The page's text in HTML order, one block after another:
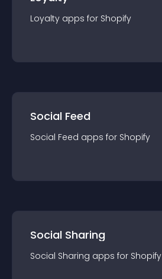
Loyalty apps for Shopify
Social Feed
Social Feed apps for Shopify
Social Sharing
Social Sharing apps for Shopify